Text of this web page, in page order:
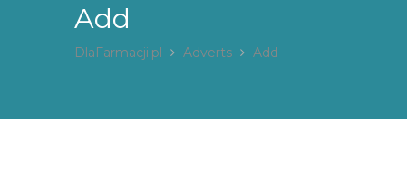
Add
DlaFarmacji.pl Adverts Add